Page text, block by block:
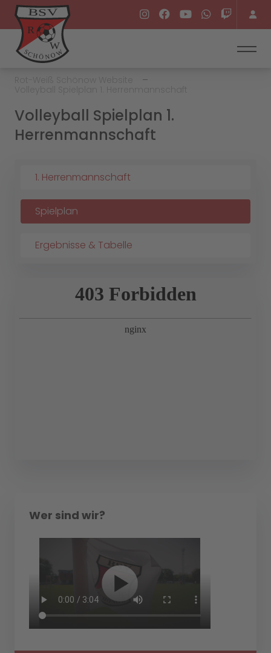
Volleyball Spielplan 1.
Herrenmannschaft
1. Herrenmannschaft
Spielplan
Ergebnisse & Tabelle
Wer sind wir?